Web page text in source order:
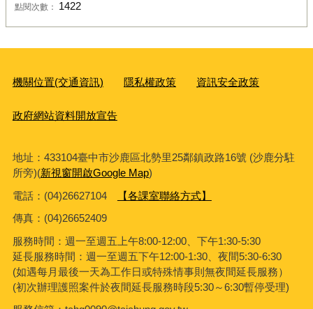
點閱次數： 1422
機關位置(交通資訊) 隱私權政策 資訊安全政策
政府網站資料開放宣告
地址：433104臺中市沙鹿區北勢里25鄰鎮政路16號 (沙鹿分駐
所旁)(新視窗開啟Google Map)
電話：(04)26627104
【各課室聯絡方式】
傳真： (04)26652409
服務時間：週一至週五上午8:00-12:00、下午1:30-5:30
延長服務時間：週一至週五下午12:00-1:30、夜間5:30-6:30
(如遇每月最後一天為工作日或特殊情事則無夜間延長服務）
(初次辦理護照案件於夜間延長服務時段5:30～6:30暫停受理)